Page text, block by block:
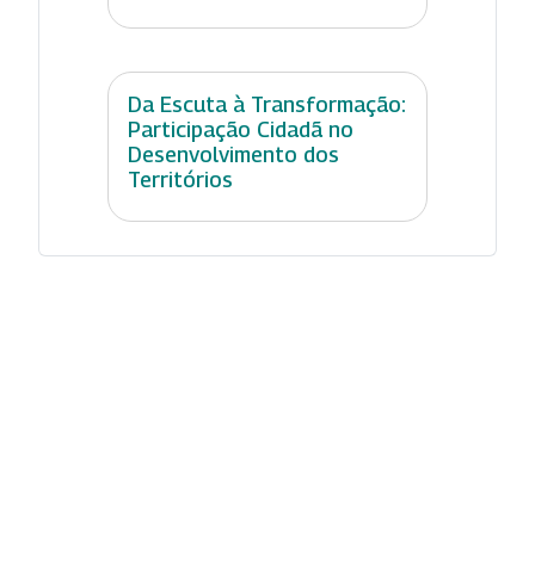
Da Escuta à Transformação:
Participação Cidadã no
Desenvolvimento dos
Territórios